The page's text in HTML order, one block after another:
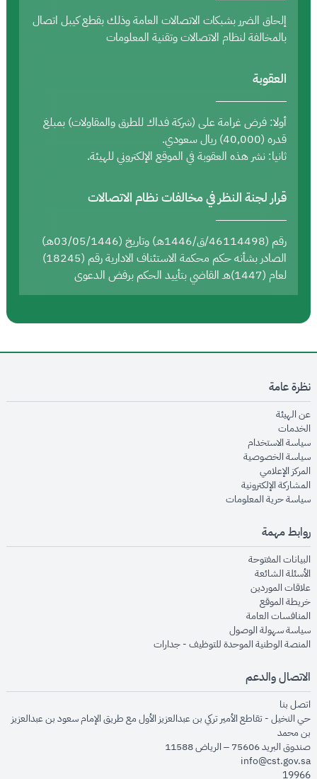
إلحاق الضرر بشبكات الاتصالات العامة وذلك بقطع كيبل اتصال
بالمخالفة لنظام الاتصالات وتقنية المعلومات
العقوبة
أولا: فرض غرامة على (شركة فداك للطرق والمقاولات) بمبلغ
قدره (40,000) ريال سعودي.
ثانيا: نشر هذه العقوبة في الموقع الإلكتروني للهيئة.
قرار لجنة النظر في مخالفات نظام الاتصالات
رقم (46114498/ق/1446هـ) وتاريخ (03/05/1446هـ)
الصادر بشأنه حكم محكمة الاستئناف الادارية رقم (18245)
لعام (1447)هـ القاضي بتأييد الحكم برفض الدعوى
نظرة عامة
عن الهيئةopens in new window
الخدماتopens in new window
سياسة الاستخدام
سياسة الخصوصيةopens in new window
المركز الإعلاميopens in new window
المشاركة الإلكترونيةopens in new window
سياسة حرية المعلوماتopens in new window
روابط مهمة
البيانات المفتوحةopens in new window
الأسئلة الشائعةopens in new window
علاقات الموردينopens in new window
خريطة الموقعopens in new window
المنافسات العامةopens in new window
سياسة سهولة الوصولopens in new window
المنصة الوطنية الموحدة للتوظيف - جداراتopens in new window
الاتصال والدعم
اتصل بنا
حي النخيل - تقاطع الأمير تركي بن عبدالعزيز الأول مع طريق الإمام سعود بن عبدالعزيز
بن محمد
صندوق البريد 75606 – الرياض 11588
info@cst.gov.sa
19966